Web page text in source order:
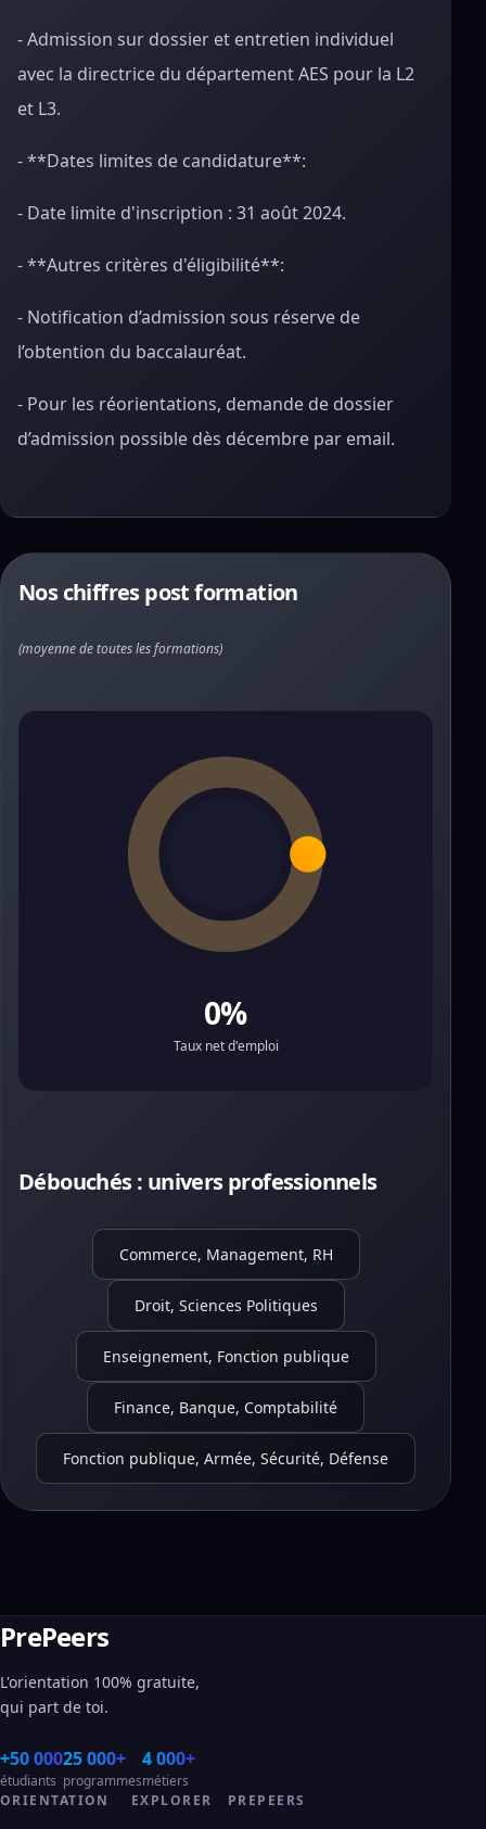
- Admission sur dossier et entretien individuel
avec la directrice du département AES pour la L2
et L3.
- **Dates limites de candidature**:
- Date limite d'inscription : 31 août 2024.
- **Autres critères d'éligibilité**:
- Notification d’admission sous réserve de
l’obtention du baccalauréat.
- Pour les réorientations, demande de dossier
d’admission possible dès décembre par email.
Nos chiffres post formation
(moyenne de toutes les formations)
0%
Taux net d'emploi
Débouchés : univers professionnels
Commerce, Management, RH
Droit, Sciences Politiques
Enseignement, Fonction publique
Finance, Banque, Comptabilité
Fonction publique, Armée, Sécurité, Défense
PrePeers
L'orientation 100% gratuite,
qui part de toi.
+50 000
étudiants
25 000+
programmes
4 000+
métiers
ORIENTATION
EXPLORER PREPEERS